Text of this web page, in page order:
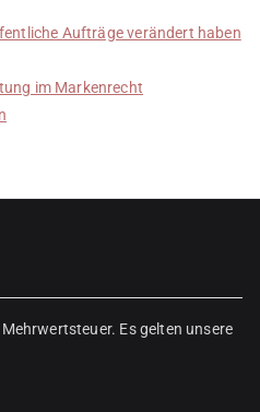
Aufträge verändert haben
im Markenrecht
Es gelten unsere